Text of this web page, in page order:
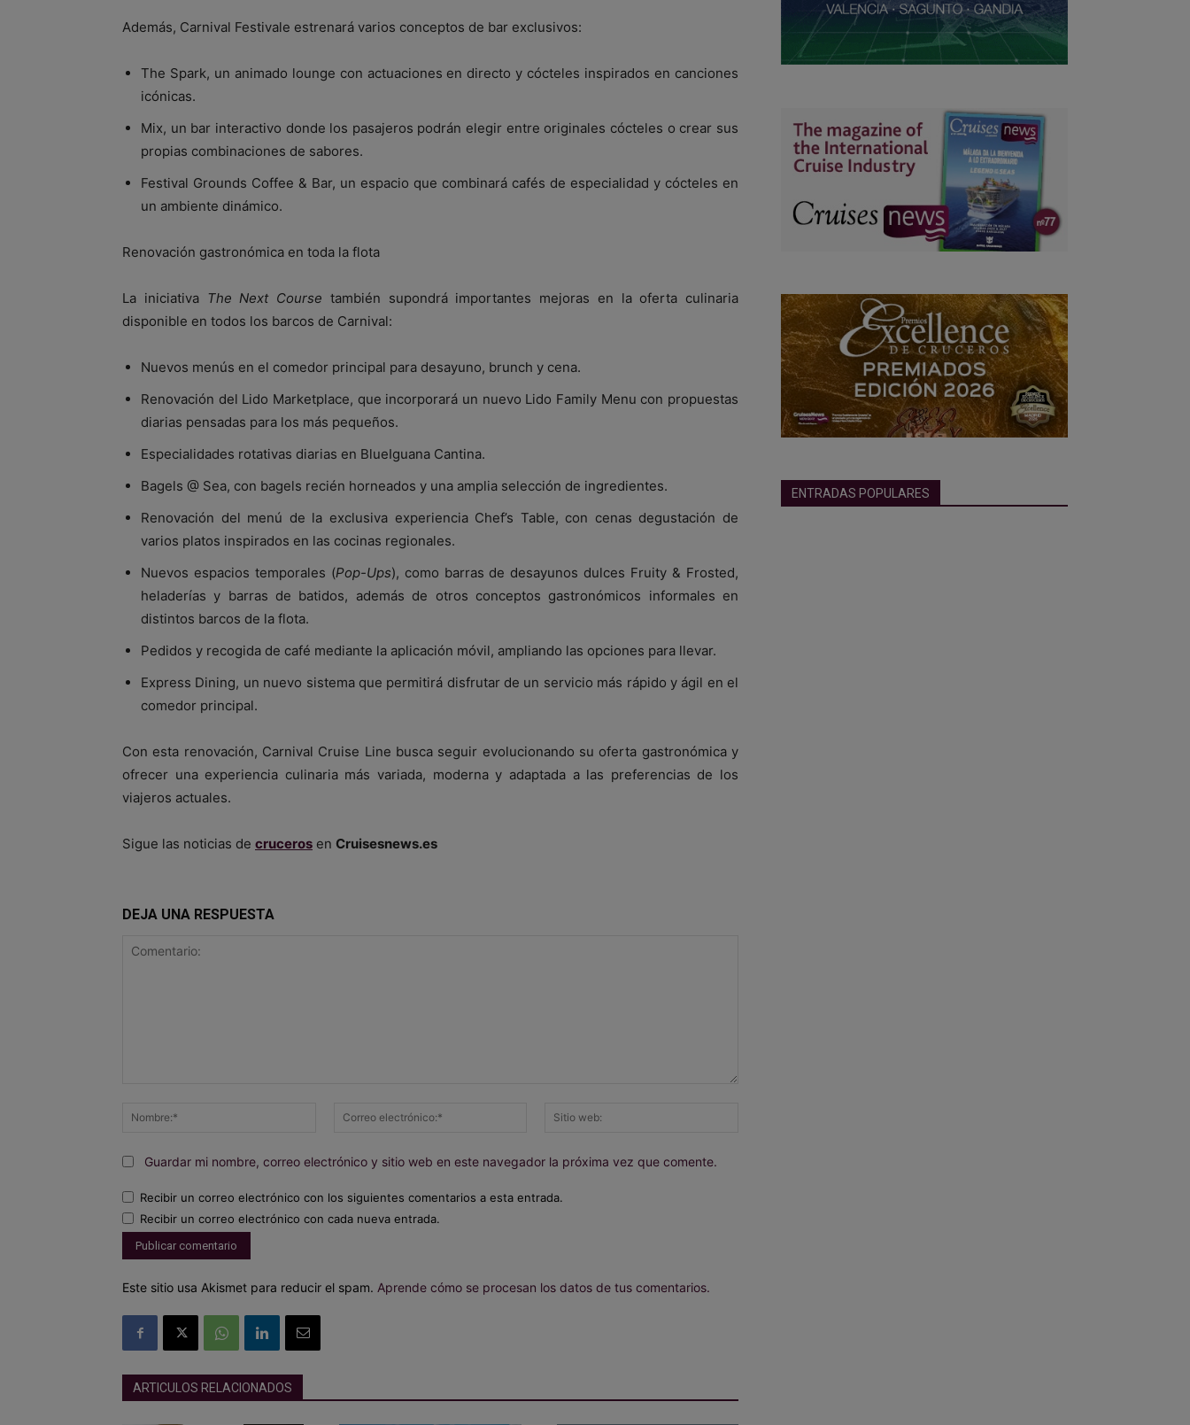
Además, Carnival Festivale estrenará varios conceptos de bar exclusivos:
The Spark, un animado lounge con actuaciones en directo y cócteles inspirados en canciones
icónicas.
Mix, un bar interactivo donde los pasajeros podrán elegir entre originales cócteles o crear sus
propias combinaciones de sabores.
Festival Grounds Coffee & Bar, un espacio que combinará cafés de especialidad y cócteles en
un ambiente dinámico.
Renovación gastronómica en toda la flota
La iniciativa The Next Course también supondrá importantes mejoras en la oferta culinaria
disponible en todos los barcos de Carnival:
Nuevos menús en el comedor principal para desayuno, brunch y cena.
Renovación del Lido Marketplace, que incorporará un nuevo Lido Family Menu con propuestas
diarias pensadas para los más pequeños.
Especialidades rotativas diarias en BlueIguana Cantina.
Bagels @ Sea, con bagels recién horneados y una amplia selección de ingredientes.
Renovación del menú de la exclusiva experiencia Chef’s Table, con cenas degustación de
varios platos inspirados en las cocinas regionales.
Nuevos espacios temporales (Pop-Ups), como barras de desayunos dulces Fruity & Frosted,
heladerías y barras de batidos, además de otros conceptos gastronómicos informales en
distintos barcos de la flota.
Pedidos y recogida de café mediante la aplicación móvil, ampliando las opciones para llevar.
Express Dining, un nuevo sistema que permitirá disfrutar de un servicio más rápido y ágil en el
comedor principal.
Con esta renovación, Carnival Cruise Line busca seguir evolucionando su oferta gastronómica y
ofrecer una experiencia culinaria más variada, moderna y adaptada a las preferencias de los
viajeros actuales.
Sigue las noticias de cruceros en Cruisesnews.es
DEJA UNA RESPUESTA
Nombre:*
Correo
Guardar mi nombre, correo electrónico y sitio web en este navegador la próxima vez que comente.
Recibir un correo electrónico con los siguientes comentarios a esta entrada.
Recibir un correo electrónico con cada nueva entrada.
Este sitio usa Akismet para reducir el spam. Aprende cómo se procesan los datos de tus comentarios.
ARTICULOS RELACIONADOS
ENTRADAS POPULARES